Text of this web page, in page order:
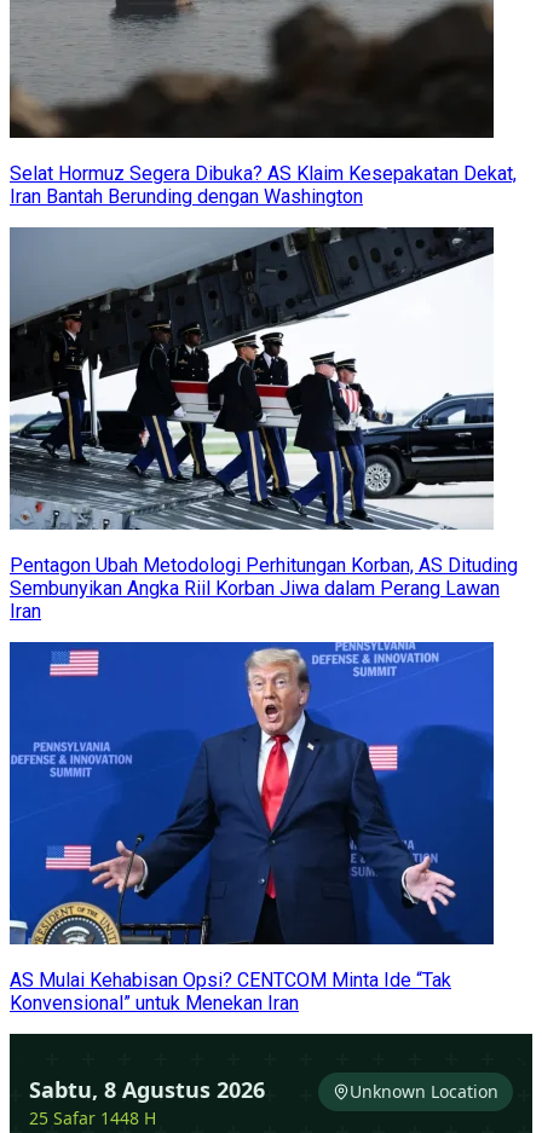
Selat Hormuz Segera Dibuka? AS Klaim Kesepakatan Dekat,
Iran Bantah Berunding dengan Washington
Pentagon Ubah Metodologi Perhitungan Korban, AS Dituding
Sembunyikan Angka Riil Korban Jiwa dalam Perang Lawan
Iran
AS Mulai Kehabisan Opsi? CENTCOM Minta Ide “Tak
Konvensional” untuk Menekan Iran